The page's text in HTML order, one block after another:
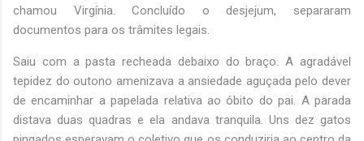
chamou Virgínia. Concluído o desjejum, separaram
documentos para os trâmites legais.
Saiu com a pasta recheada debaixo do braço. A agradável
tepidez do outono amenizava a ansiedade aguçada pelo dever
de encaminhar a papelada relativa ao óbito do pai. A parada
distava duas quadras e ela andava tranquila. Uns dez gatos